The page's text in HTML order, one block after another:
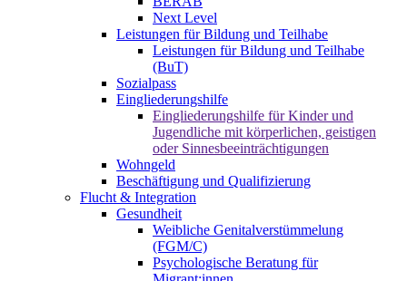
Next Level
Leistungen für Bildung und Teilhabe
Leistungen für Bildung und Teilhabe
(BuT)
Sozialpass
Eingliederungshilfe
Eingliederungshilfe für Kinder und
Jugendliche mit körperlichen, geistigen
oder Sinnesbeeinträchtigungen
Wohngeld
Beschäftigung und Qualifizierung
Flucht & Integration
Gesundheit
Weibliche Genitalverstümmelung
(FGM/C)
Psychologische Beratung für